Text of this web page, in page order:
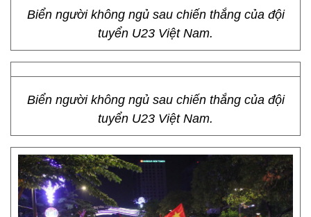
Biển người không ngủ sau chiến thắng của đội
tuyển U23 Việt Nam.
Biển người không ngủ sau chiến thắng của đội
tuyển U23 Việt Nam.